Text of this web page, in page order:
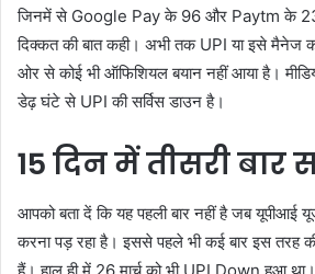
जिनमें से Google Pay के 96 और Paytm के
दिक्कत की बात कही। अभी तक UPI या इसे मैनेज
ओर से कोई भी ऑफिशियल बयान नहीं आया है।
डेढ़ घंटे से UPI की सर्विस डाउन है।
15 दिन में तीसरी बार
आपको बता दें कि यह पहली बार नहीं है जब यूपीआई
करना पड़ रहा है। इससे पहले भी कई बार इस तरह